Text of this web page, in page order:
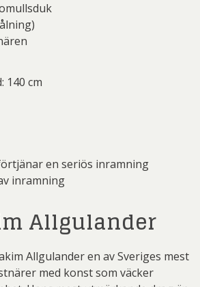
140 cm
en seriös inramning
inramning
Allgulander
Allgulander en av Sveriges mest
med konst som väcker